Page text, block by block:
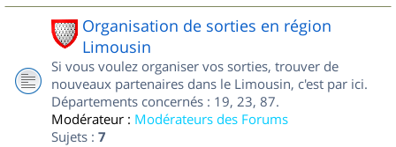
Organisation de sorties en région
Limousin
Si vous voulez organiser vos sorties, trouver de
nouveaux partenaires dans le Limousin, c'est par ici.
Départements concernés : 19, 23, 87.
Modérateur : Modérateurs des Forums
Sujets : 7